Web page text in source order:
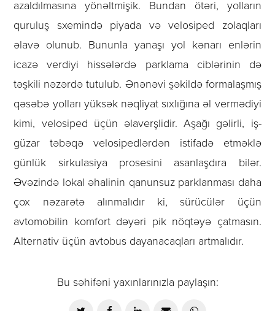
azaldılmasına yönəltmişik. Bundan ötəri, yolların
quruluş sxemində piyada və velosiped zolaqları
əlavə olunub. Bununla yanaşı yol kənarı enlərin
icazə verdiyi hissələrdə parklama ciblərinin də
təşkili nəzərdə tutulub. Ənənəvi şəkildə formalaşmış
qəsəbə yolları yüksək nəqliyat sıxlığına əl vermədiyi
kimi, velosiped üçün əlaverşlidir. Aşağı gəlirli, iş-
güzar təbəqə velosipedlərdən istifadə etməklə
günlük sirkulasiya prosesini asanlaşdıra bilər.
Əvəzində lokal əhalinin qanunsuz parklanması daha
çox nəzarətə alınmalıdır ki, sürücülər üçün
avtomobilin komfort dəyəri pik nöqtəyə çatmasın.
Alternativ üçün avtobus dayanacaqları artmalıdır.
Bu səhifəni yaxınlarınızla paylaşın: